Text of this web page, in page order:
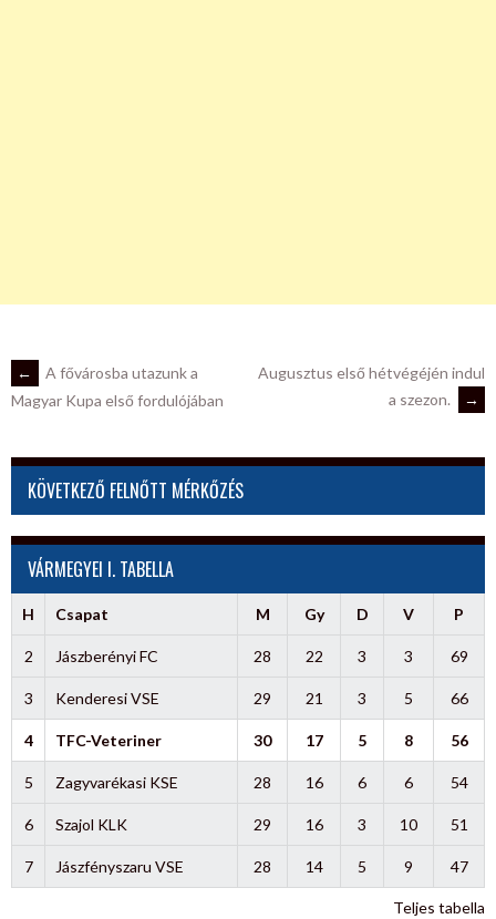
POST
NAVIGATION
←
A fővárosba utazunk a
Magyar Kupa első fordulójában
Augusztus első hétvégéjén indul
a szezon.
→
KÖVETKEZŐ FELNŐTT MÉRKŐZÉS
VÁRMEGYEI I. TABELLA
H Csapat M Gy D V P
2 Jászberényi FC 28 22 3 3 69
3 Kenderesi VSE 29 21 3 5 66
4 TFC-Veteriner 30 17 5 8 56
5 Zagyvarékasi KSE 28 16 6 6 54
6 Szajol KLK 29 16 3 10 51
7 Jászfényszaru VSE 28 14 5 9 47
Teljes tabella